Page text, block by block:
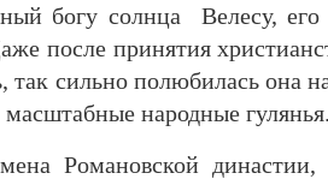
богу солнца Велесу, его
после принятия
так сильно полюбилась она
народные
Романовской